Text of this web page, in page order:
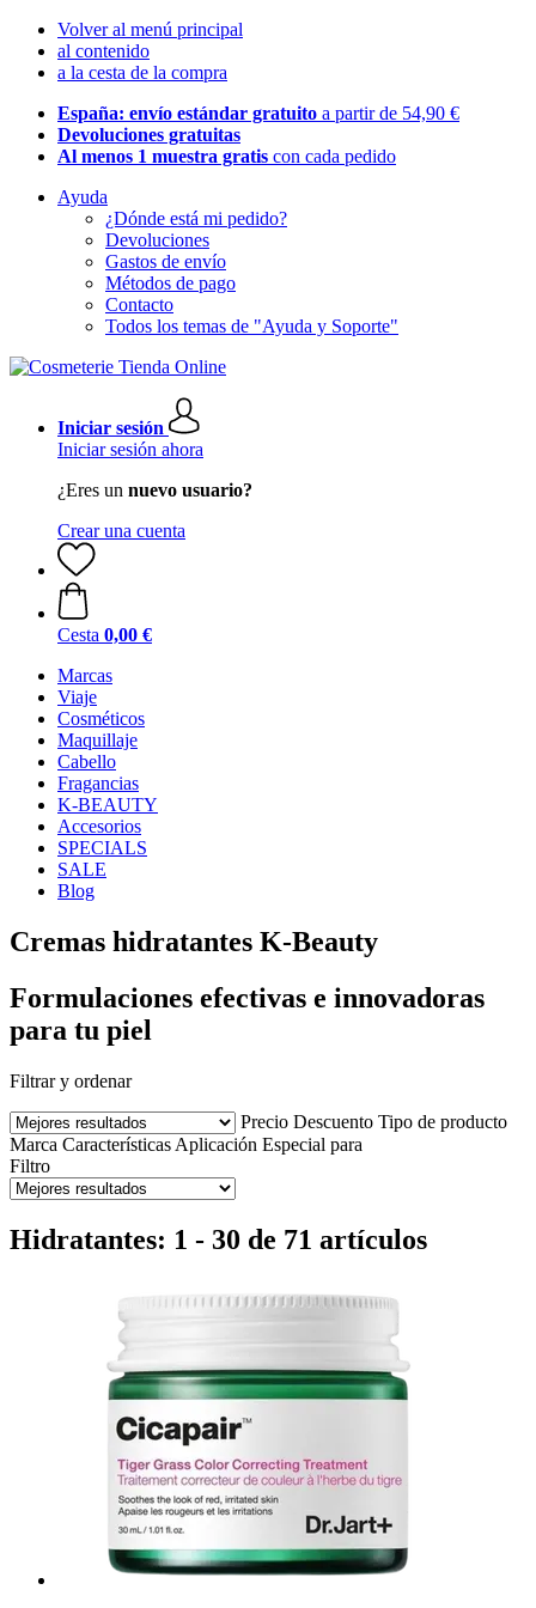
Volver al menú principal
al contenido
a la cesta de la compra
España: envío estándar gratuito a partir de 54,90 €
Devoluciones gratuitas
Al menos 1 muestra gratis con cada pedido
Ayuda
¿Dónde está mi pedido?
Devoluciones
Gastos de envío
Métodos de pago
Contacto
Todos los temas de "Ayuda y Soporte"
Iniciar sesión
Iniciar sesión ahora
¿Eres un nuevo usuario?
Crear una cuenta
Cesta 0,00 €
Marcas
Viaje
Cosméticos
Maquillaje
Cabello
Fragancias
K-BEAUTY
Accesorios
SPECIALS
SALE
Blog
Cremas hidratantes K-Beauty
Formulaciones efectivas e innovadoras
para tu piel
Filtrar y ordenar
Precio Descuento Tipo de producto
Marca Características Aplicación Especial para
Filtro
Hidratantes: 1 - 30 de 71 artículos